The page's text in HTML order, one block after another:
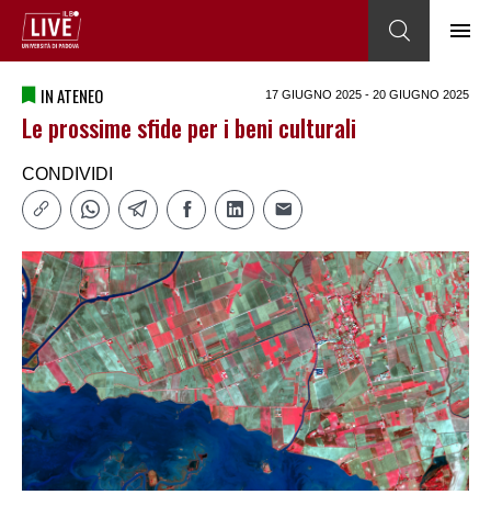
IN ATENEO 17 GIUGNO 2025 - 20 GIUGNO 2025
Le prossime sfide per i beni culturali
CONDIVIDI